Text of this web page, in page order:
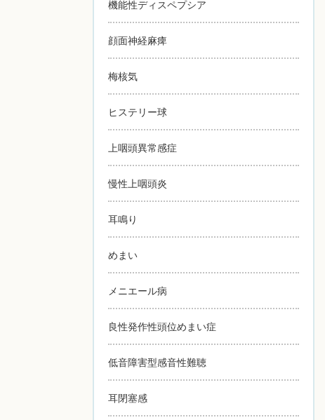
機能性ディスペプシア
顔面神経麻痺
梅核気
ヒステリー球
上咽頭異常感症
慢性上咽頭炎
耳鳴り
めまい
メニエール病
良性発作性頭位めまい症
低音障害型感音性難聴
耳閉塞感